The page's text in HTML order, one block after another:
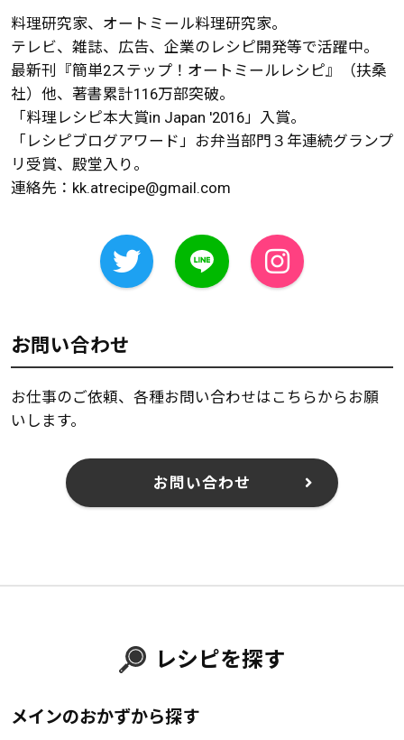
料理研究家、オートミール料理研究家。
テレビ、雑誌、広告、企業のレシピ開発等で活躍中。
最新刊『簡単2ステップ！オートミールレシピ』（扶桑
社）他、著書累計116万部突破。
「料理レシピ本大賞in Japan '2016」入賞。
「レシピブログアワード」お弁当部門３年連続グランプ
リ受賞、殿堂入り。
連絡先： kk.atrecipe@gmail.com
お問い合わせ
お仕事のご依頼、各種お問い合わせはこちらからお願
いします。
お問い合わせ
レシピを探す
メインのおかずから探す